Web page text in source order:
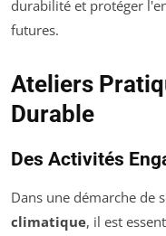
Ateliers
Durable
Des Activités
Dans une démarche de
climatique, il est